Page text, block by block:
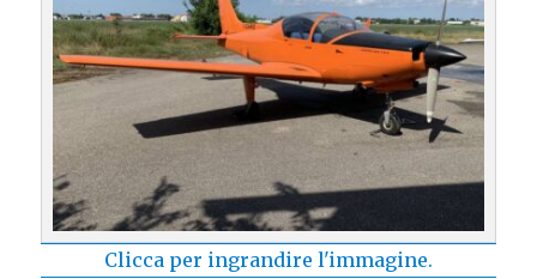
Clicca per ingrandire l'immagine.